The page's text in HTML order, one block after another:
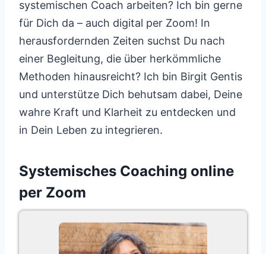
systemischen Coach arbeiten? Ich bin gerne
für Dich da – auch digital per Zoom! In
herausfordernden Zeiten suchst Du nach
einer Begleitung, die über herkömmliche
Methoden hinausreicht? Ich bin Birgit Gentis
und unterstütze Dich behutsam dabei, Deine
wahre Kraft und Klarheit zu entdecken und
in Dein Leben zu integrieren.
Systemisches Coaching online
per Zoom